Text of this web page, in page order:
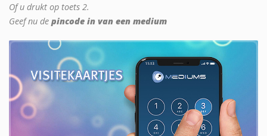
Of u drukt op toets 2.
Geef nu de pincode in van een medium